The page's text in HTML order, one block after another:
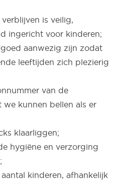
is veilig,
ingericht voor kinderen;
aanwezig zijn zodat
leeftijden zich plezierig
van de
kunnen bellen als er
klaarliggen;
hygiëne en verzorging
kinderen, afhankelijk